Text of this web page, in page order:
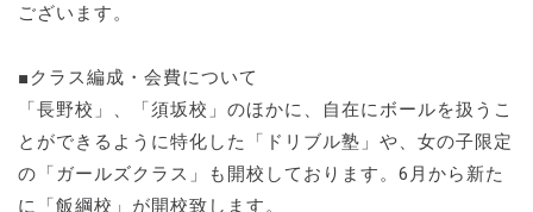
ございます。
■クラス編成・会費について
「長野校」、「須坂校」のほかに、自在にボールを扱うこ
とができるように特化した「ドリブル塾」や、女の子限定
の「ガールズクラス」も開校しております。6月から新た
に「飯綱校」が開校致します。